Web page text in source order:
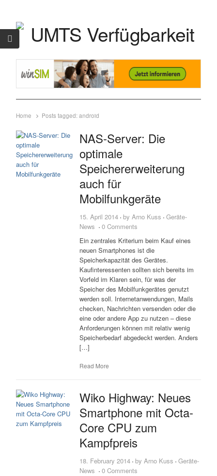
Home Posts tagged: android
NAS-Server: Die
optimale
Speichererweiterung
auch für
Mobilfunkgeräte
15. April 2014 by Arno Kuss Geräte-
News
0 Comments
Ein zentrales Kriterium beim Kauf eines
neuen Smartphones ist die
Speicherkapazität des Gerätes.
Kaufinteressenten sollten sich bereits im
Vorfeld im Klaren sein, für was der
Speicher des Mobilfunkgerätes genutzt
werden soll. Internetanwendungen, Mails
checken, Nachrichten versenden oder die
eine oder andere App zu nutzen – diese
Anforderungen können mit relativ wenig
Speicherbedarf abgedeckt werden. Anders
[…]
Read More
Wiko Highway: Neues
Smartphone mit Octa-
Core CPU zum
Kampfpreis
18. February 2014 by Arno Kuss Geräte-
News
0 Comments